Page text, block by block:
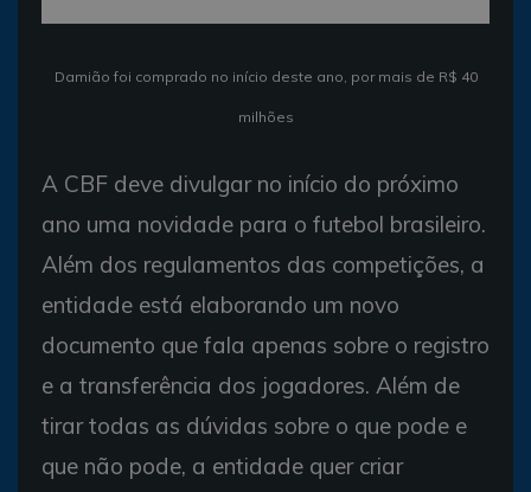
Damião foi comprado no início deste ano, por mais de R$ 40
milhões
A CBF deve divulgar no início do próximo
ano uma novidade para o futebol brasileiro.
Além dos regulamentos das competições, a
entidade está elaborando um novo
documento que fala apenas sobre o registro
e a transferência dos jogadores. Além de
tirar todas as dúvidas sobre o que pode e
que não pode, a entidade quer criar